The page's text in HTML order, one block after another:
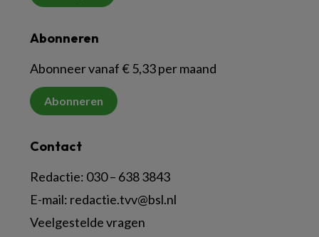
Abonneren
Abonneer vanaf € 5,33 per maand
Abonneren
Contact
Redactie: 030 – 638 3843
E-mail: redactie.tvv@bsl.nl
Veelgestelde vragen